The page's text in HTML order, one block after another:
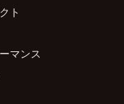
ト
マンス